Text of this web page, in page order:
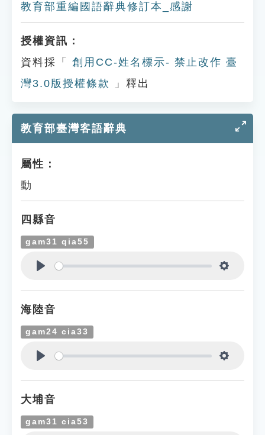
教育部重編國語辭典修訂本_感謝
授權資訊：
資料採「
創用CC-姓名標示- 禁止改作 臺
灣3.0版授權條款
」釋出
教育部臺灣客語辭典
屬性：
動
四縣音
gam31 qia55
海陸音
gam24 cia33
大埔音
gam31 cia53